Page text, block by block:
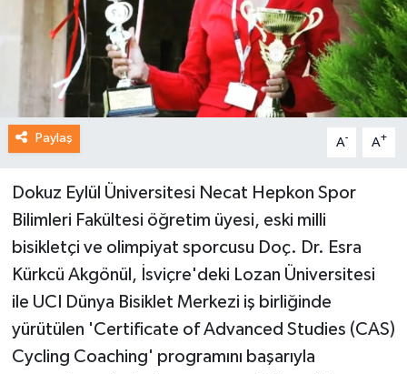
Paylaş A- A+
Dokuz Eylül Üniversitesi Necat Hepkon Spor
Bilimleri Fakültesi öğretim üyesi, eski milli
bisikletçi ve olimpiyat sporcusu Doç. Dr. Esra
Kürkcü Akgönül, İsviçre'deki Lozan Üniversitesi
ile UCI Dünya Bisiklet Merkezi iş birliğinde
yürütülen 'Certificate of Advanced Studies (CAS)
Cycling Coaching' programını başarıyla